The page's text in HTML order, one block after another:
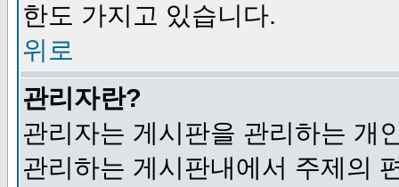
한도 가지고 있습니다.
위로
관리자란?
관리자는 게시판을 관리하는 개
관리하는 게시판내에서 주제의